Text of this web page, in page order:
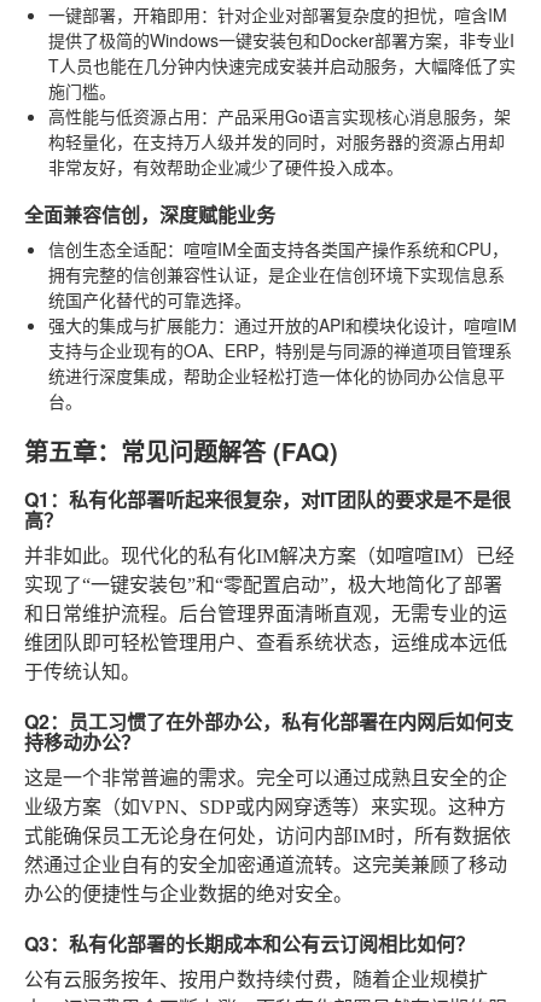
一键部署，开箱即用：针对企业对部署复杂度的担忧，喧含IM
提供了极简的Windows一键安装包和Docker部署方案，非专业I
T人员也能在几分钟内快速完成安装并启动服务，大幅降低了实
施门槛。
高性能与低资源占用：产品采用Go语言实现核心消息服务，架
构轻量化，在支持万人级并发的同时，对服务器的资源占用却
非常友好，有效帮助企业减少了硬件投入成本。
全面兼容信创，深度赋能业务
信创生态全适配：喧喧IM全面支持各类国产操作系统和CPU，
拥有完整的信创兼容性认证，是企业在信创环境下实现信息系
统国产化替代的可靠选择。
强大的集成与扩展能力：通过开放的API和模块化设计，喧喧IM
支持与企业现有的OA、ERP，特别是与同源的禅道项目管理系
统进行深度集成，帮助企业轻松打造一体化的协同办公信息平
台。
第五章：常见问题解答 (FAQ)
Q1：私有化部署听起来很复杂，对IT团队的要求是不是很
高？
并非如此。现代化的私有化IM解决方案（如喧喧IM）已经
实现了“一键安装包”和“零配置启动”，极大地简化了部署
和日常维护流程。后台管理界面清晰直观，无需专业的运
维团队即可轻松管理用户、查看系统状态，运维成本远低
于传统认知。
Q2：员工习惯了在外部办公，私有化部署在内网后如何支
持移动办公？
这是一个非常普遍的需求。完全可以通过成熟且安全的企
业级方案（如VPN、SDP或内网穿透等）来实现。这种方
式能确保员工无论身在何处，访问内部IM时，所有数据依
然通过企业自有的安全加密通道流转。这完美兼顾了移动
办公的便捷性与企业数据的绝对安全。
Q3：私有化部署的长期成本和公有云订阅相比如何？
公有云服务按年、按用户数持续付费，随着企业规模扩